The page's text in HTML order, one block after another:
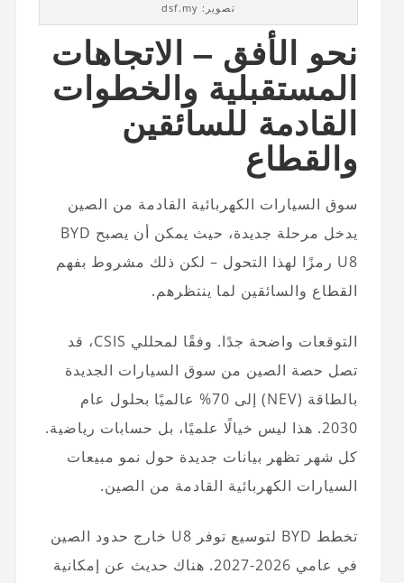
تصوير: dsf.my
نحو الأفق – الاتجاهات
المستقبلية والخطوات
القادمة للسائقين
والقطاع
سوق السيارات الكهربائية القادمة من الصين
يدخل مرحلة جديدة، حيث يمكن أن يصبح BYD
U8 رمزًا لهذا التحول – لكن ذلك مشروط بفهم
القطاع والسائقين لما ينتظرهم.
التوقعات واضحة جدًا. وفقًا لمحللي CSIS، قد
تصل حصة الصين من سوق السيارات الجديدة
بالطاقة (NEV) إلى 70% عالميًا بحلول عام
2030. هذا ليس خيالًا علميًا، بل حسابات رياضية.
كل شهر تظهر بيانات جديدة حول نمو مبيعات
السيارات الكهربائية القادمة من الصين.
تخطط BYD لتوسيع توفر U8 خارج حدود الصين
في عامي 2026-2027. هناك حديث عن إمكانية